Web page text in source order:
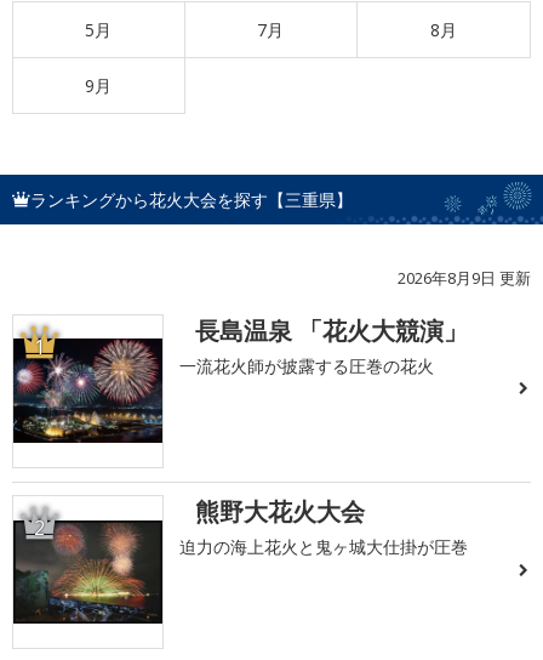
5月 7月 8月
9月
ランキングから花火大会を探す【三重県】
2026年8月9日 更新
1 長島温泉 「花火大競演」
一流花火師が披露する圧巻の花火
2 熊野大花火大会
迫力の海上花火と鬼ヶ城大仕掛が圧巻